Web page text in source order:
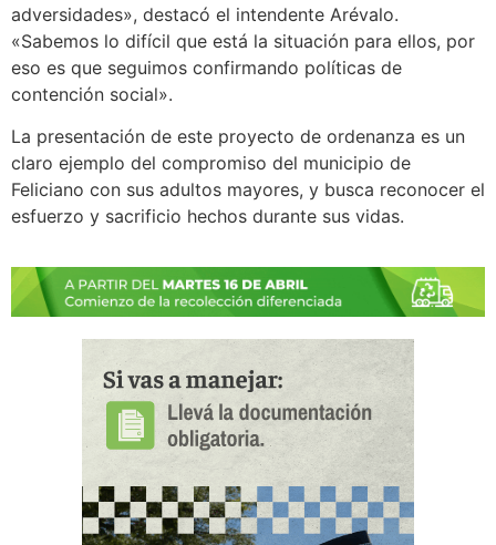
adversidades», destacó el intendente Arévalo.
«Sabemos lo difícil que está la situación para ellos, por
eso es que seguimos confirmando políticas de
contención social».
La presentación de este proyecto de ordenanza es un
claro ejemplo del compromiso del municipio de
Feliciano con sus adultos mayores, y busca reconocer el
esfuerzo y sacrificio hechos durante sus vidas.